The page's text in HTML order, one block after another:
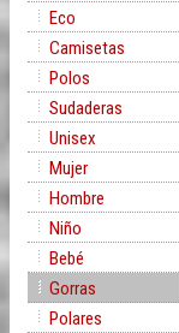
Eco
Camisetas
Polos
Sudaderas
Unisex
Mujer
Hombre
Niño
Bebé
Gorras
Polares